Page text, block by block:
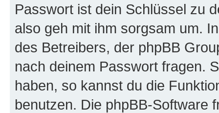
Passwort ist dein Schlüssel zu
also geh mit ihm sorgsam um.
des Betreibers, der phpBB
nach deinem Passwort fragen.
haben, so kannst du die
benutzen. Die phpBB-Software